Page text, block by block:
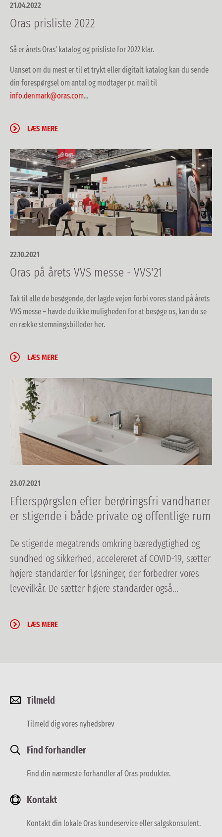
21.04.2022
Oras prisliste 2022
Så er årets Oras' katalog og prisliste for 2022 klar.
Uanset om du mest er til et trykt eller digitalt katalog kan du sende
din forespørgsel om antal og modtager pr. mail til
info.denmark@oras.com...
LÆS MERE
22.10.2021
Oras på årets VVS messe - VVS'21
Tak til alle de besøgende, der lagde vejen forbi vores stand på årets
VVS messe – havde du ikke muligheden for at besøge os, kan du se
en række stemningsbilleder her.
LÆS MERE
23.07.2021
Efterspørgslen efter berøringsfri vandhaner
er stigende i både private og offentlige rum
De stigende megatrends omkring bæredygtighed og
sundhed og sikkerhed, accelereret af COVID-19, sætter
højere standarder for løsninger, der forbedrer vores
levevilkår. De sætter højere standarder også...
LÆS MERE
Tilmeld
Tilmeld dig vores nyhedsbrev
Find forhandler
Find din nærmeste forhandler af Oras produkter.
Kontakt
Kontakt din lokale Oras kundeservice eller salgskonsulent.